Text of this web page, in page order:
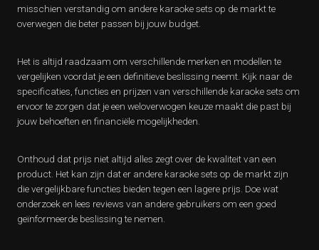
misschien verstandig om andere karaoke sets op de markt te
overwegen die beter passen bij jouw budget.
Het is altijd raadzaam om verschillende merken en modellen te
vergelijken voordat je een definitieve beslissing neemt. Kijk naar de
specificaties, functies en prijzen van verschillende karaoke sets om
ervoor te zorgen dat je een weloverwogen keuze maakt die past bij
jouw behoeften en financiële mogelijkheden.
Onthoud dat prijs niet altijd alles zegt over de kwaliteit van een
product. Het kan zijn dat er andere karaoke sets op de markt zijn
die vergelijkbare functies bieden tegen een lagere prijs. Doe wat
onderzoek en lees reviews van andere gebruikers om een goed
geïnformeerde beslissing te nemen.